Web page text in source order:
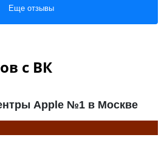
Еще отзывы
с ВК
Apple №1 в Москве